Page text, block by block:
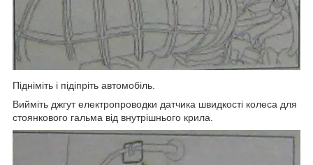
Підніміть і підіпріть автомобіль.
Вийміть джгут електропроводки датчика швидкості колеса для
стоянкового гальма від внутрішнього крила.